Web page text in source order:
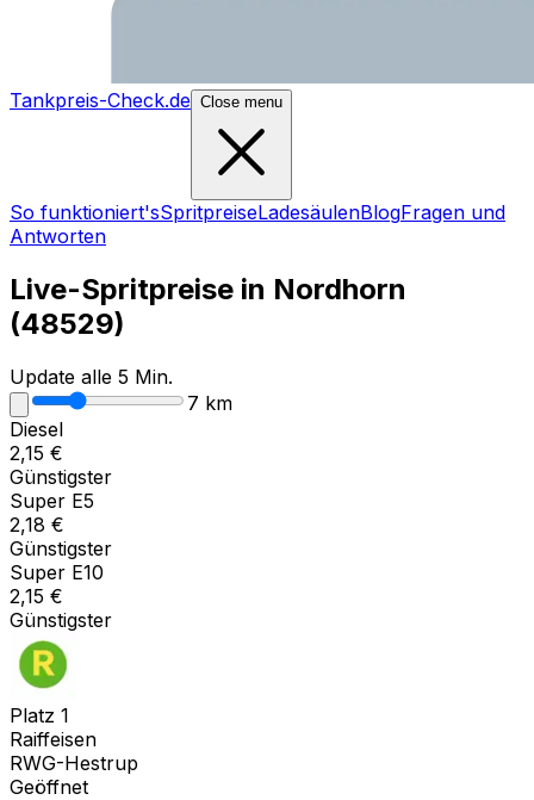
Tankpreis-Check.de Close menu
So funktioniert'sSpritpreiseLadesäulenBlogFragen und
Antworten
Live-Spritpreise in Nordhorn
(48529)
Update alle 5 Min.
7 km
Diesel
2,15 €
Günstigster
Super E5
2,18 €
Günstigster
Super E10
2,15 €
Günstigster
Platz 1
Raiffeisen
RWG-Hestrup
Geöffnet